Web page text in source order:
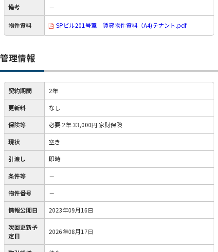
備考 －
物件資料 SPビル201号室 賃貸物件資料（A4)テナント.pdf
管理情報
契約期間 2年
更新料 なし
保険等 必要 2年 33,000円 家財保険
現状 空き
引渡し 即時
条件等 －
物件番号 －
情報公開日 2023年09月16日
次回更新予
定日
2026年08月17日